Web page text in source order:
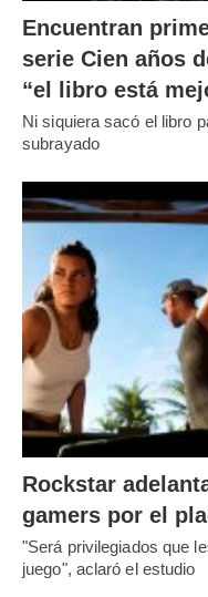
Encuentran
serie Cien años
“el libro está
Ni siquiera sacó el libro
subrayado
Rockstar
gamers por el
"Será privilegiados que
juego", aclaró el estudio